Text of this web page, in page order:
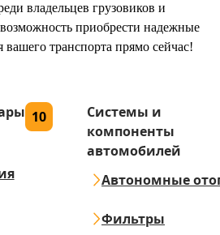
владельцев грузовиков и
приобрести надежные
транспорта прямо сейчас!
10
Системы и
компоненты
автомобилей
Автономные
Фильтры